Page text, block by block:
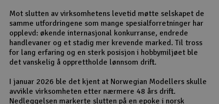
Mot slutten av virksomhetens levetid møtte selskapet de
samme utfordringene som mange spesialforretninger har
opplevd: økende internasjonal konkurranse, endrede
handlevaner og et stadig mer krevende marked. Til tross
for lang erfaring og en sterk posisjon i hobbymiljøet ble
det vanskelig å opprettholde lønnsom drift.
I januar 2026 ble det kjent at Norwegian Modellers skulle
avvikle virksomheten etter nærmere 48 års drift.
Nedleggelsen markerte slutten på en epoke i norsk